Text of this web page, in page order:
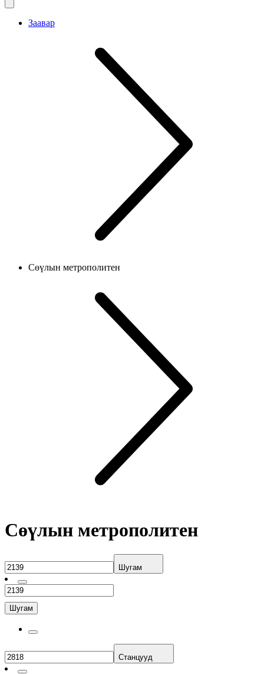
Заавар
Сөүлын метрополитен
Сөүлын метрополитен
Шугам
Шугам
Станцууд